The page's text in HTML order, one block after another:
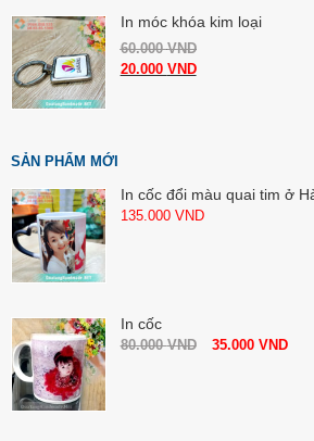
In móc khóa kim loại
60.000VND
20.000 VND
SẢN PHẨM MỚI
In cốc đổi màu quai tim ở
135.000 VND
In cốc
80.000VND 35.000 VND